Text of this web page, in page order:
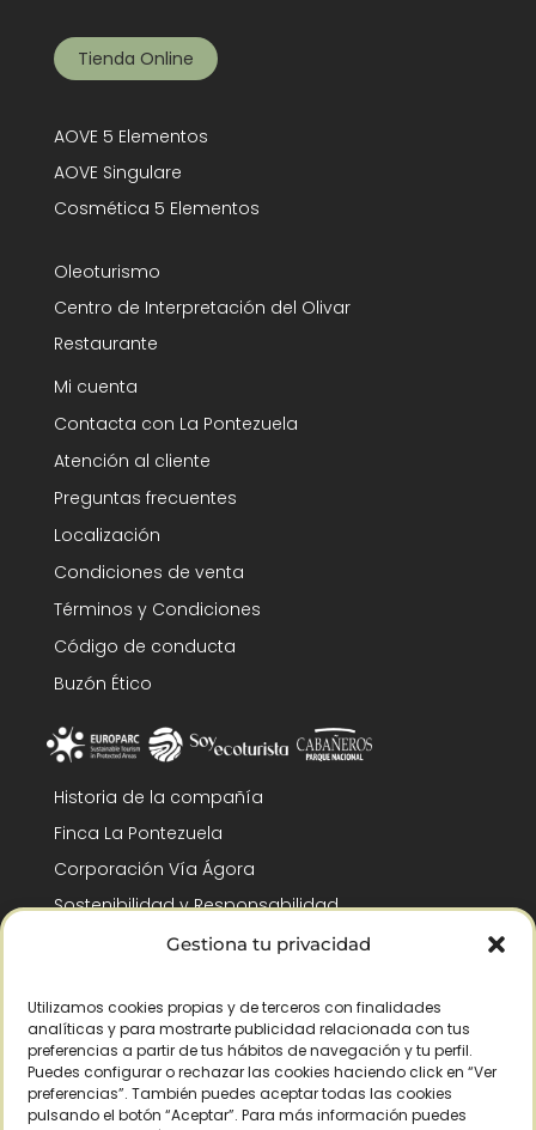
Gestiona tu privacidad
Utilizamos cookies propias y de terceros con finalidades
analíticas y para mostrarte publicidad relacionada con tus
preferencias a partir de tus hábitos de navegación y tu perfil.
Puedes configurar o rechazar las cookies haciendo click en “Ver
preferencias”. También puedes aceptar todas las cookies
pulsando el botón “Aceptar”. Para más información puedes
Tienda Online
AOVE 5 Elementos
AOVE Singulare
Cosmética 5 Elementos
Oleoturismo
Centro de Interpretación del Olivar
Restaurante
Mi cuenta
Contacta con La Pontezuela
Atención al cliente
Preguntas frecuentes
Localización
Condiciones de venta
Términos y Condiciones
Código de conducta
Buzón Ético
Historia de la compañía
Finca La Pontezuela
Corporación Vía Ágora
Sostenibilidad y Responsabilidad
RSC y Fundación Gómez-Pintado
Reconocimientos